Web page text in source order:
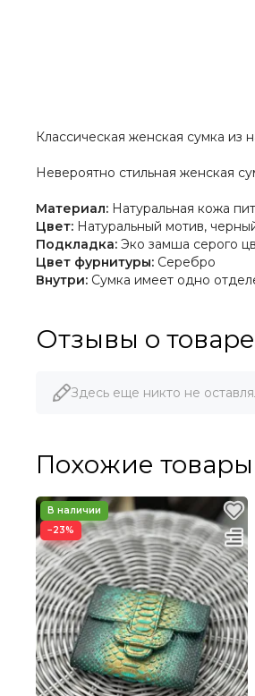
Классическая женская сумка из
Невероятно стильная женская
Материал: Натуральная кожа
Цвет: Натуральный мотив,
Подкладка: Эко замша серого
Цвет фурнитуры: Серебро
Внутри: Сумка имеет одно
Отзывы о товаре
Здесь еще никто не
Похожие товары
−23%